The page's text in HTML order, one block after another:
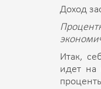
Доход
Итак,
идет на